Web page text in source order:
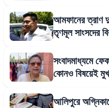
আমফানের ত্রাণ
তৃণমূল সাংসদের
সংবাদমাধ্যমে
কোনও বিষয়েই
আলিপুরে